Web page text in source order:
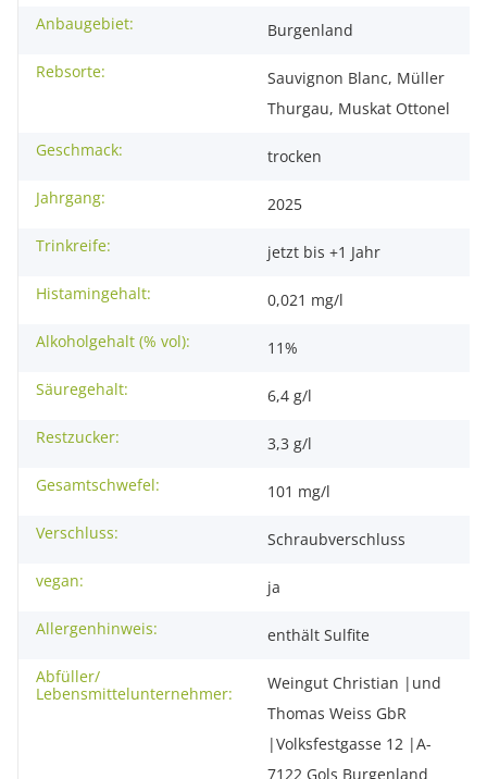
Anbaugebiet:
Burgenland
Rebsorte:
Sauvignon Blanc, Müller
Thurgau, Muskat Ottonel
Geschmack:
trocken
Jahrgang:
2025
Trinkreife:
jetzt bis +1 Jahr
Histamingehalt:
0,021 mg/l
Alkoholgehalt (% vol):
11%
Säuregehalt:
6,4 g/l
Restzucker:
3,3 g/l
Gesamtschwefel:
101 mg/l
Verschluss:
Schraubverschluss
vegan:
ja
Allergenhinweis:
enthält Sulfite
Abfüller/
Lebensmittelunternehmer:
Weingut Christian |und
Thomas Weiss GbR
|Volksfestgasse 12 |A-
7122 Gols Burgenland